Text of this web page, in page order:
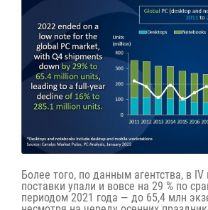
Более того, по данным агентства, в IV
поставки упали и вовсе на 29 % по
периодом 2021 года — до 65,4 млн